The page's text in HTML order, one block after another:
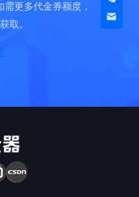
更多代金券额度，
取。